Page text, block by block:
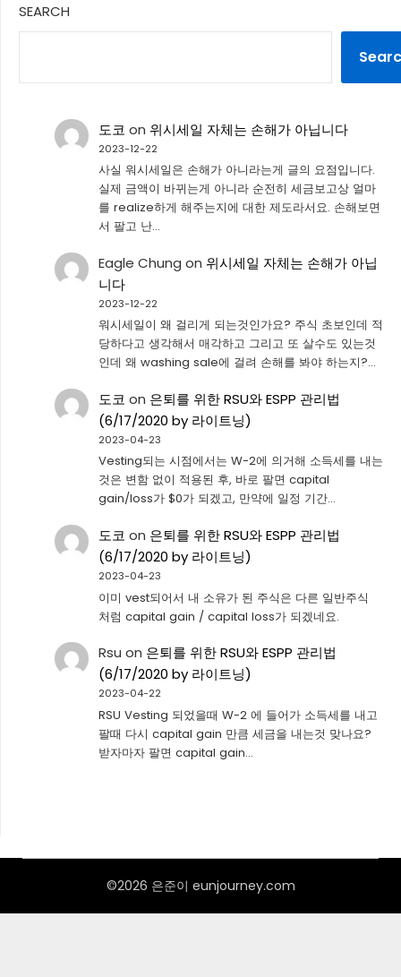
SEARCH
도코 on 위시세일 자체는 손해가 아닙니다
2023-12-22
사실 워시세일은 손해가 아니라는게 글의 요점입니다.
실제 금액이 바뀌는게 아니라 순전히 세금보고상 얼마
를 realize하게 해주는지에 대한 제도라서요. 손해보면
서 팔고 난…
Eagle Chung on 위시세일 자체는 손해가 아닙
니다
2023-12-22
워시세일이 왜 걸리게 되는것인가요? 주식 초보인데 적
당하다고 생각해서 매각하고 그리고 또 살수도 있는것
인데 왜 washing sale에 걸려 손해를 봐야 하는지?…
도코 on 은퇴를 위한 RSU와 ESPP 관리법
(6/17/2020 by 라이트닝)
2023-04-23
Vesting되는 시점에서는 W-2에 의거해 소득세를 내는
것은 변함 없이 적용된 후, 바로 팔면 capital
gain/loss가 $0가 되겠고, 만약에 일정 기간…
도코 on 은퇴를 위한 RSU와 ESPP 관리법
(6/17/2020 by 라이트닝)
2023-04-23
이미 vest되어서 내 소유가 된 주식은 다른 일반주식
처럼 capital gain / capital loss가 되겠네요.
Rsu on 은퇴를 위한 RSU와 ESPP 관리법
(6/17/2020 by 라이트닝)
2023-04-22
RSU Vesting 되었을때 W-2 에 들어가 소득세를 내고
팔때 다시 capital gain 만큼 세금을 내는것 맞나요?
받자마자 팔면 capital gain…
©2026 은준이 eunjourney.com